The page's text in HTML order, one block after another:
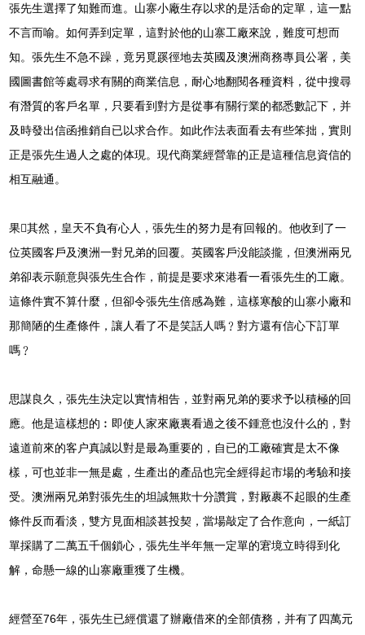
張先生選擇了知難而進。山寨小廠生存以求的是活命的定單，這一點
不言而喻。如何弄到定單，這對於他的山寨工廠來說，難度可想而
知。張先生不急不躁，竟另覓蹊徑地去英國及澳洲商務專員公署，美
國圖書館等處尋求有關的商業信息，耐心地翻閱各種資料，從中搜尋
有潛質的客戶名單，只要看到對方是從事有關行業的都悉數記下，并
及時發出信函推銷自已以求合作。如此作法表面看去有些笨拙，實則
正是張先生過人之處的体現。現代商業經營靠的正是這種信息資信的
相互融通。
果其然，皇天不負有心人，張先生的努力是有回報的。他收到了一
位英國客戶及澳洲一對兄弟的回覆。英國客戶没能談攏，但澳洲兩兄
弟卻表示願意與張先生合作，前提是要求來港看一看張先生的工廠。
這條件實不算什麼，但卻令張先生倍感為難，這樣寒酸的山寨小廠和
那簡陋的生產條件，讓人看了不是笑話人嗎﹖對方還有信心下訂單
嗎﹖
思謀良久，張先生決定以實情相告，並對兩兄弟的要求予以積極的回
應。他是這樣想的︰即使人家來廠裏看過之後不鍾意也沒什么的，對
遠道前來的客户真誠以對是最為重要的，自已的工廠確實是太不像
樣，可也並非一無是處，生產出的產品也完全經得起市場的考驗和接
受。澳洲兩兄弟對張先生的坦誠無欺十分讚賞，對厰裹不起眼的生產
條件反而看淡，雙方見面相談甚投契，當場敲定了合作意向，一紙訂
單採購了二萬五千個鎖心，張先生半年無一定單的宭境立時得到化
解，命懸一線的山寨廠重獲了生機。
經營至76年，張先生已經償還了辦廠借來的全部債務，并有了四萬元